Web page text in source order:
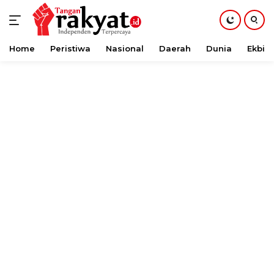
Langsung
Home Peristiwa Nasional Daerah Dunia Ekbis